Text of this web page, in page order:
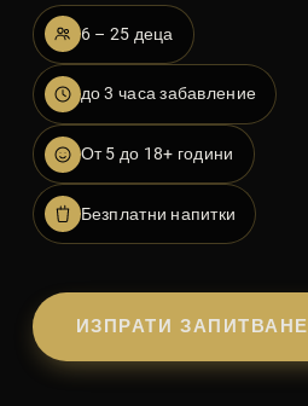
6 – 25 деца
до 3 часа забавление
От 5 до 18+ години
Безплатни напитки
ИЗПРАТИ ЗАПИТВАНЕ